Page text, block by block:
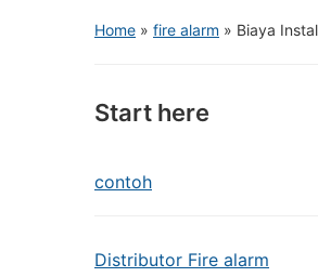
Home » fire alarm » Biaya
Start here
contoh
Distributor Fire alarm